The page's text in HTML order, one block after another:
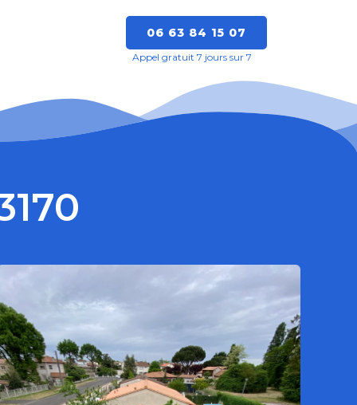
06 63 84 15 07
Appel gratuit 7 jours sur 7